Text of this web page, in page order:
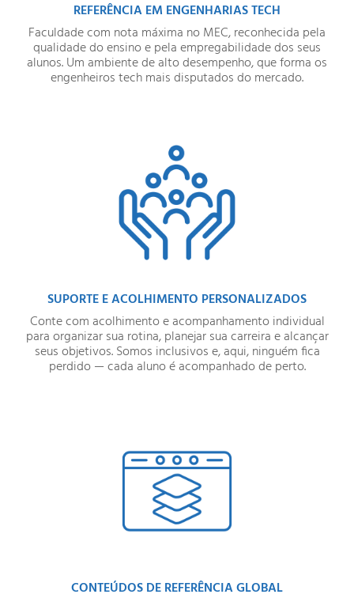
REFERÊNCIA EM ENGENHARIAS TECH
Faculdade com nota máxima no MEC, reconhecida pela
qualidade do ensino e pela empregabilidade dos seus
alunos. Um ambiente de alto desempenho, que forma os
engenheiros tech mais disputados do mercado.
SUPORTE E ACOLHIMENTO PERSONALIZADOS
Conte com acolhimento e acompanhamento individual
para organizar sua rotina, planejar sua carreira e alcançar
seus objetivos. Somos inclusivos e, aqui, ninguém fica
perdido — cada aluno é acompanhado de perto.
CONTEÚDOS DE REFERÊNCIA GLOBAL